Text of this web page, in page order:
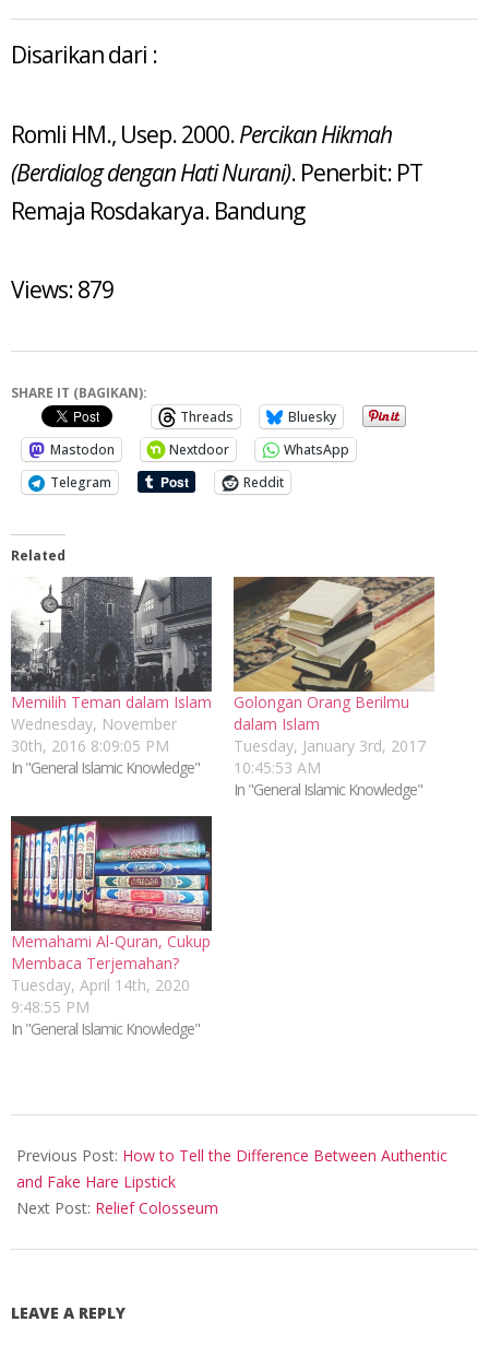
Disarikan dari :
Romli HM., Usep. 2000.Percikan Hikmah
(Berdialog dengan Hati Nurani). Penerbit: PT
Remaja Rosdakarya. Bandung
Views: 879
SHARE IT (BAGIKAN):
Threads
Bluesky
Mastodon
Nextdoor
WhatsApp
Telegram
Reddit
Related
Memilih Teman dalam Islam
Wednesday, November
30th, 2016 8:09:05 PM
In "General Islamic Knowledge"
Golongan Orang Berilmu
dalam Islam
Tuesday, January 3rd, 2017
10:45:53 AM
In "General Islamic Knowledge"
Memahami Al-Quran, Cukup
Membaca Terjemahan?
Tuesday, April 14th, 2020
9:48:55 PM
In "General Islamic Knowledge"
03-
06
Previous Post: How to Tell the Difference Between Authentic
and Fake Hare Lipstick
Next Post: Relief Colosseum
LEAVE A REPLY